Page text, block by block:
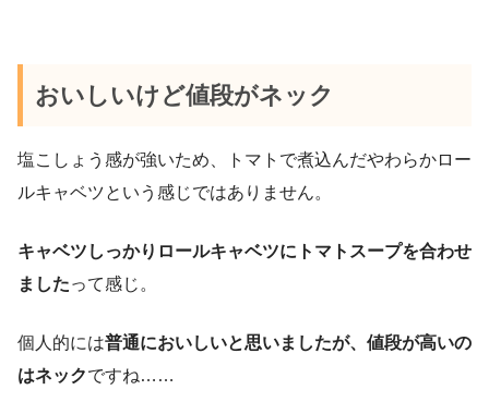
おいしいけど値段がネック
塩こしょう感が強いため、トマトで煮込んだやわらかロー
ルキャベツという感じではありません。
キャベツしっかりロールキャベツにトマトスープを合わせ
ましたって感じ。
個人的には普通においしいと思いましたが、値段が高いの
はネックですね……